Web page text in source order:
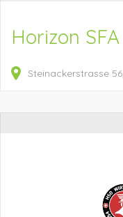
Horizon SFA
Steinackerstrasse 56